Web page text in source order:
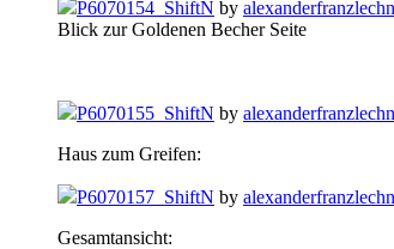
P6070154_ShiftN by
Blick zur Goldenen Becher Seite
P6070155_ShiftN by
Haus zum Greifen:
P6070157_ShiftN by
Gesamtansicht: